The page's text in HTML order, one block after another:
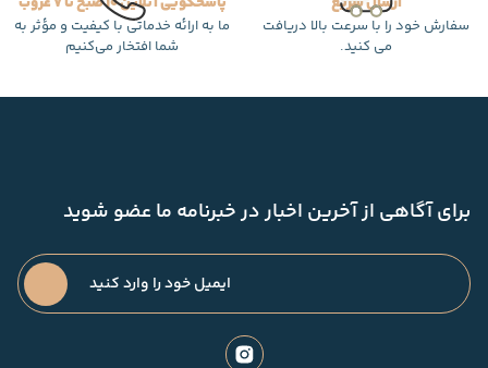
سفارش خود را با سرعت بالا دریافت
می کنید.
ما به ارائه خدماتی با کیفیت و مؤثر به
شما افتخار می‌کنیم
برای آگاهی از آخرین اخبار در خبرنامه ما عضو شوید